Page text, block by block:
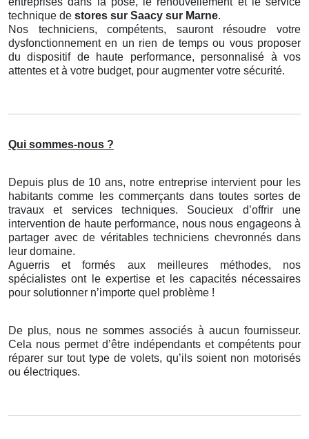
technique de stores sur Saacy sur Marne.
Nos techniciens, compétents, sauront résoudre votre
dysfonctionnement en un rien de temps ou vous proposer
du dispositif de haute performance, personnalisé à vos
attentes et à votre budget, pour augmenter votre sécurité.
Qui sommes-nous ?
Depuis plus de 10 ans, notre entreprise intervient pour les
habitants comme les commerçants dans toutes sortes de
travaux et services techniques. Soucieux d’offrir une
intervention de haute performance, nous nous engageons à
partager avec de véritables techniciens chevronnés dans
leur domaine.
Aguerris et formés aux meilleures méthodes, nos
spécialistes ont le expertise et les capacités nécessaires
pour solutionner n’importe quel problème !
De plus, nous ne sommes associés à aucun fournisseur.
Cela nous permet d’être indépendants et compétents pour
réparer sur tout type de volets, qu’ils soient non motorisés
ou électriques.